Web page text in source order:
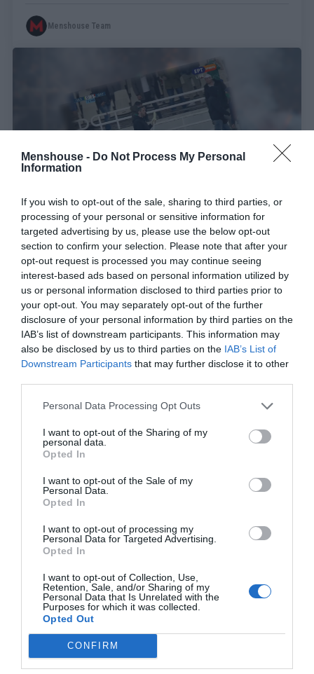
Menshouse - Do Not Process My Personal
Information
If you wish to opt-out of the sale, sharing to third parties, or
processing of your personal or sensitive information for
targeted advertising by us, please use the below opt-out
section to confirm your selection. Please note that after your
opt-out request is processed you may continue seeing
interest-based ads based on personal information utilized by
us or personal information disclosed to third parties prior to
your opt-out. You may separately opt-out of the further
disclosure of your personal information by third parties on the
IAB’s list of downstream participants. This information may
also be disclosed by us to third parties on the IAB’s List of
Downstream Participants that may further disclose it to other
Personal Data Processing Opt Outs
I want to opt-out of the Sharing of my
personal data.
Opted In
I want to opt-out of the Sale of my
Personal Data.
Opted In
I want to opt-out of processing my
Personal Data for Targeted Advertising.
Opted In
I want to opt-out of Collection, Use,
Retention, Sale, and/or Sharing of my
Personal Data that Is Unrelated with the
Purposes for which it was collected.
Opted Out
CONFIRM
Menshouse Team
Ξαναχτύπησε:Πού πήγε ο οπαδός με τη σημαία
μετά το ΟΑΚΑ (Pics)
Βαγγέλης Χαντζής